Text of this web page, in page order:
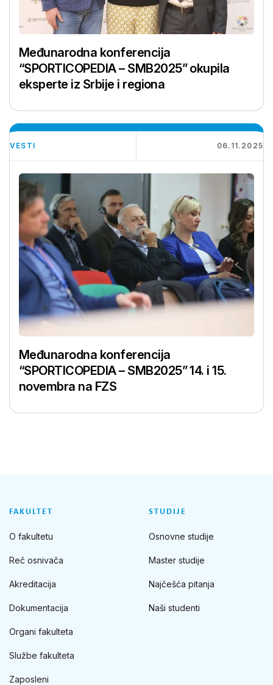
Međunarodna konferencija
“SPORTICOPEDIA – SMB2025” okupila
eksperte iz Srbije i regiona
VESTI 06.11.2025
Međunarodna konferencija
“SPORTICOPEDIA – SMB2025” 14. i 15.
novembra na FZS
FAKULTET
O fakultetu
Reč osnivača
Akreditacija
Dokumentacija
Organi fakulteta
Službe fakulteta
Zaposleni
STUDIJE
Osnovne studije
Master studije
Najčešća pitanja
Naši studenti